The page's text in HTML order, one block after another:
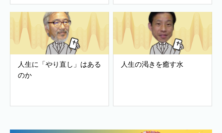
人生に「やり直し」はある
のか
人生の渇きを癒す水